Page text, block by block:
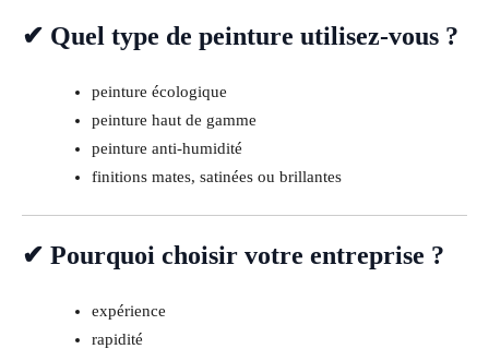
✔ Quel type de peinture utilisez-vous ?
peinture écologique
peinture haut de gamme
peinture anti-humidité
finitions mates, satinées ou brillantes
✔ Pourquoi choisir votre entreprise ?
expérience
rapidité